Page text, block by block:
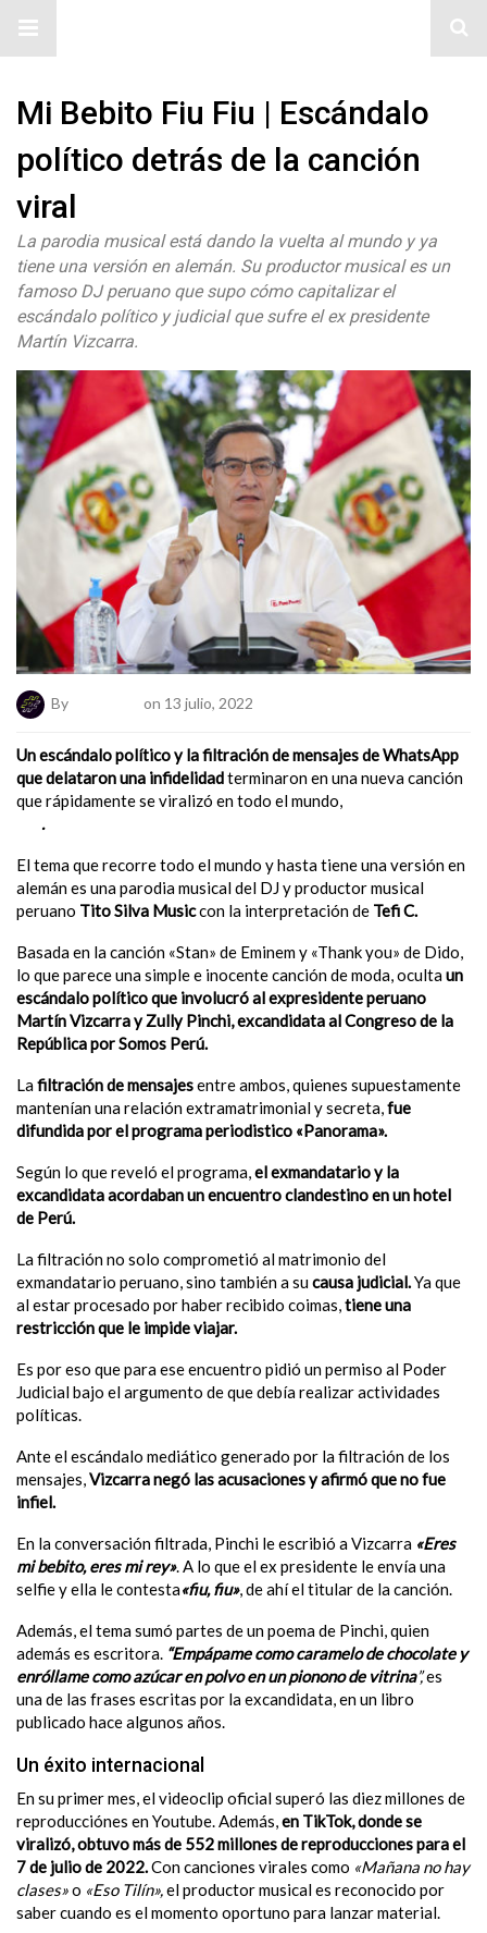
Mi Bebito Fiu Fiu | Escándalo
político detrás de la canción
viral
La parodia musical está dando la vuelta al mundo y ya
tiene una versión en alemán. Su productor musical es un
famoso DJ peruano que supo cómo capitalizar el
escándalo político y judicial que sufre el ex presidente
Martín Vizcarra.
By on 13 julio, 2022
Un escándalo político y la filtración de mensajes de WhatsApp
que delataron una infidelidadterminaron en una nueva canción
que rápidamente se viralizó en todo el mundo,
.
El tema que recorre todo el mundo y hasta tiene una versión en
alemán es una parodia musical del DJ y productor musical
peruano Tito Silva Musiccon la interpretación de Tefi C.
Basada en la canción «Stan» de Eminem y «Thank you» de Dido,
lo que parece una simple e inocente canción de moda, ocultaun
escándalo político que involucró al expresidente peruano
Martín Vizcarra y Zully Pinchi, excandidata al Congreso de la
República por Somos Perú.
Lafiltración de mensajesentre ambos, quienes supuestamente
mantenían una relación extramatrimonial y secreta,fue
difundida por el programa periodistico «Panorama».
Según lo que reveló el programa,el exmandatario y la
excandidata acordaban un encuentro clandestino en un hotel
de Perú.
La filtración no solo comprometió al matrimonio del
exmandatario peruano, sino también a sucausa judicial.Ya que
al estar procesado por haber recibido coimas,tiene una
restricción que le impide viajar.
Es por eso que para ese encuentro pidió un permiso al Poder
Judicial bajo el argumento de que debía realizar actividades
políticas.
Ante el escándalo mediático generado por la filtración de los
mensajes,Vizcarra negó las acusaciones y afirmó que no fue
infiel.
En la conversación filtrada, Pinchi le escribió a Vizcarra «Eres
mi bebito, eres mi rey». A lo que el ex presidente le envía una
selfie y ella le contesta«fiu, fiu», de ahí el titular de la canción.
Además, el tema sumó partes de un poema de Pinchi, quien
además es escritora. “Empápame como caramelo de chocolate y
enróllame como azúcar en polvo en un pionono de vitrina”,es
una de las frases escritas por la excandidata, en un libro
publicado hace algunos años.
Un éxito internacional
En su primer mes, el videoclip oficial superó las diez millones de
reproducciónes en Youtube. Además,en TikTok, donde se
viralizó, obtuvo más de 552 millones de reproducciones para el
7 de julio de 2022.Con canciones virales como «Mañana no hay
clases»o «Eso Tilín»,el productor musical es reconocido por
saber cuando es el momento oportuno para lanzar material.